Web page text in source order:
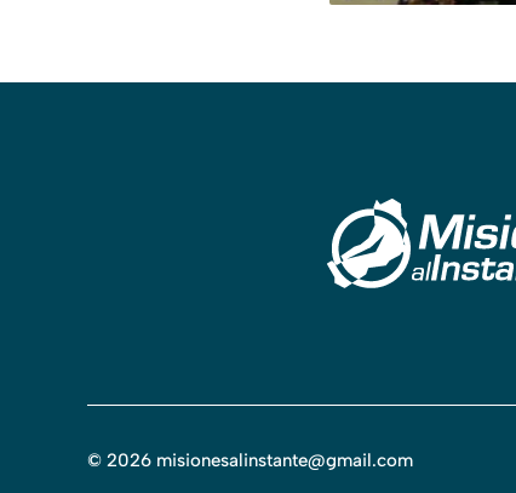
© 2026 misionesalinstante@gmail.com